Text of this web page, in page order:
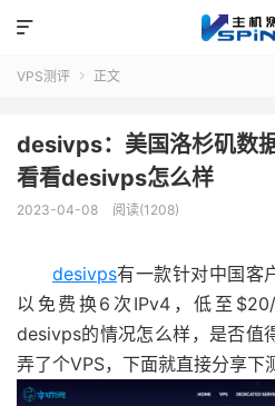

VPS测评  正文
desivps：美国洛杉矶数
看看desivps怎么样
2023-04-08 阅读(1208)
desivps有一款针对中国客
以免费换6次IPv4，低至
desivps的情况怎么样，是否值
弄了个VPS，下面就直接分享下